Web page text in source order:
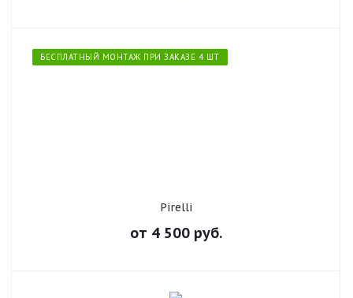
БЕСПЛАТНЫЙ МОНТАЖ ПРИ ЗАКАЗЕ 4 ШТ
Pirelli
от 4 500руб.